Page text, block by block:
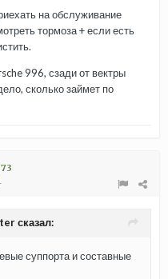
на обслуживание
тормоза + если есть
996, сзади от вектры
сколько займет по
сказал:
суппорта и составные